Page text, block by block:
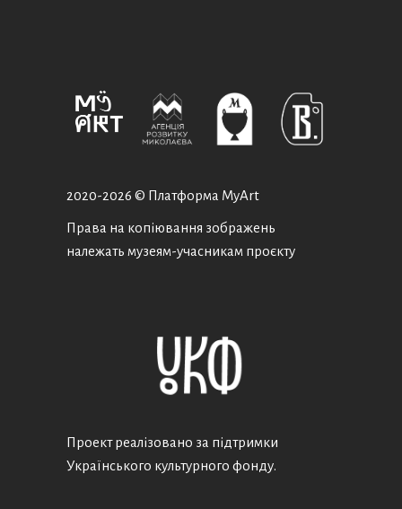
2020-2026 © Платформа MyArt
Права на копіювання зображень
належать музеям-учасникам проєкту
Проект реалізовано за підтримки
Українського культурного фонду.